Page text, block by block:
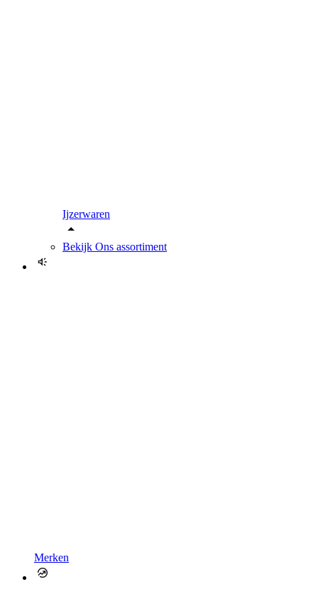
Ijzerwaren
Bekijk Ons assortiment
Merken